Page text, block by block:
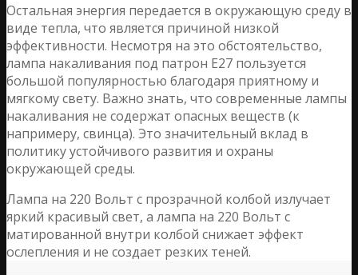
Остальная энергия передается в окружающую среду в
виде тепла, что является причиной низкой
эффективности. Несмотря на это обстоятельство,
лампа накаливания под патрон Е27 пользуется
большой популярностью благодаря приятному и
мягкому свету. Важно знать, что современные лампы
накаливания не содержат опасных веществ (к
напримеру, свинца). Это значительный вклад в
политику устойчивого развития и охраны
окружающей среды.
Лампа на 220 Вольт с прозрачной колбой излучает
яркий красивый свет, а лампа на 220 Вольт с
матированной внутри колбой снижает эффект
ослепления и не создает резких теней.